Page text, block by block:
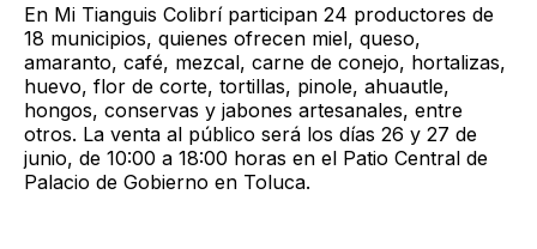
En Mi Tianguis Colibrí participan 24 productores de
18 municipios, quienes ofrecen miel, queso,
amaranto, café, mezcal, carne de conejo, hortalizas,
huevo, flor de corte, tortillas, pinole, ahuautle,
hongos, conservas y jabones artesanales, entre
otros. La venta al público será los días 26 y 27 de
junio, de 10:00 a 18:00 horas en el Patio Central de
Palacio de Gobierno en Toluca.